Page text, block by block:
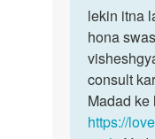
ke…
by
aap…
lekin itna
hona
consult
Madad
https://